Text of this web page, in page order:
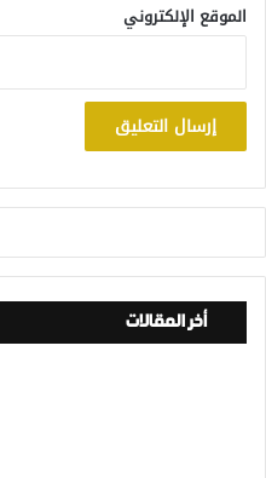
الموقع الإلكتروني
أخر المقالات